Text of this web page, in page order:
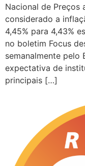
Nacional de Preços
considerado a
4,45% para 4,43%
no boletim Focus
semanalmente pelo
expectativa de
principais […]